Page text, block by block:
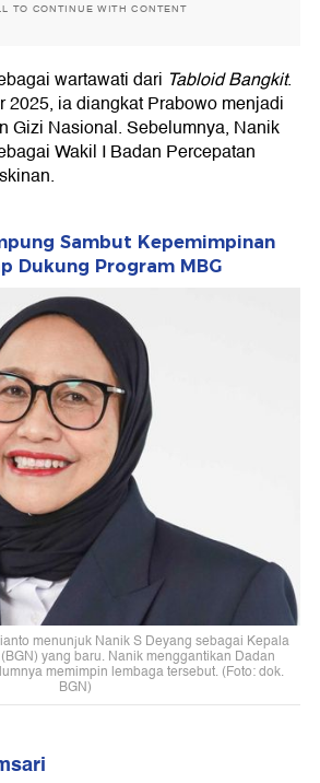
TO CONTINUE WITH CONTENT
wartawati dari Tabloid Bangkit.
2025, ia diangkat Prabowo menjadi
Gizi Nasional. Sebelumnya, Nanik
Wakil I Badan Percepatan
Sambut Kepemimpinan
Dukung Program MBG
menunjuk Nanik S Deyang sebagai Kepala
yang baru. Nanik menggantikan Dadan
memimpin lembaga tersebut. (Foto: dok.
BGN)